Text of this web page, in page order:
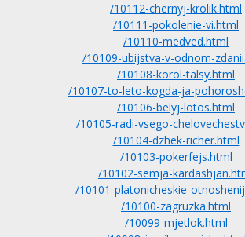
/10112-chernyj-krolik.html
/10111-pokolenie-vi.html
/10110-medved.html
/10109-ubijstva-v-odnom-
/10108-korol-talsy.html
/10107-to-leto-kogda-ja-
/10106-belyj-lotos.html
/10105-radi-vsego-
/10104-dzhek-richer.html
/10103-pokerfejs.html
/10102-semja-
/10101-platonicheskie-
/10100-zagruzka.html
/10099-mjetlok.html